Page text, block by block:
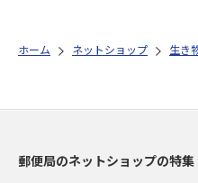
ホーム ネットショップ 生き
郵便局のネットショップの特